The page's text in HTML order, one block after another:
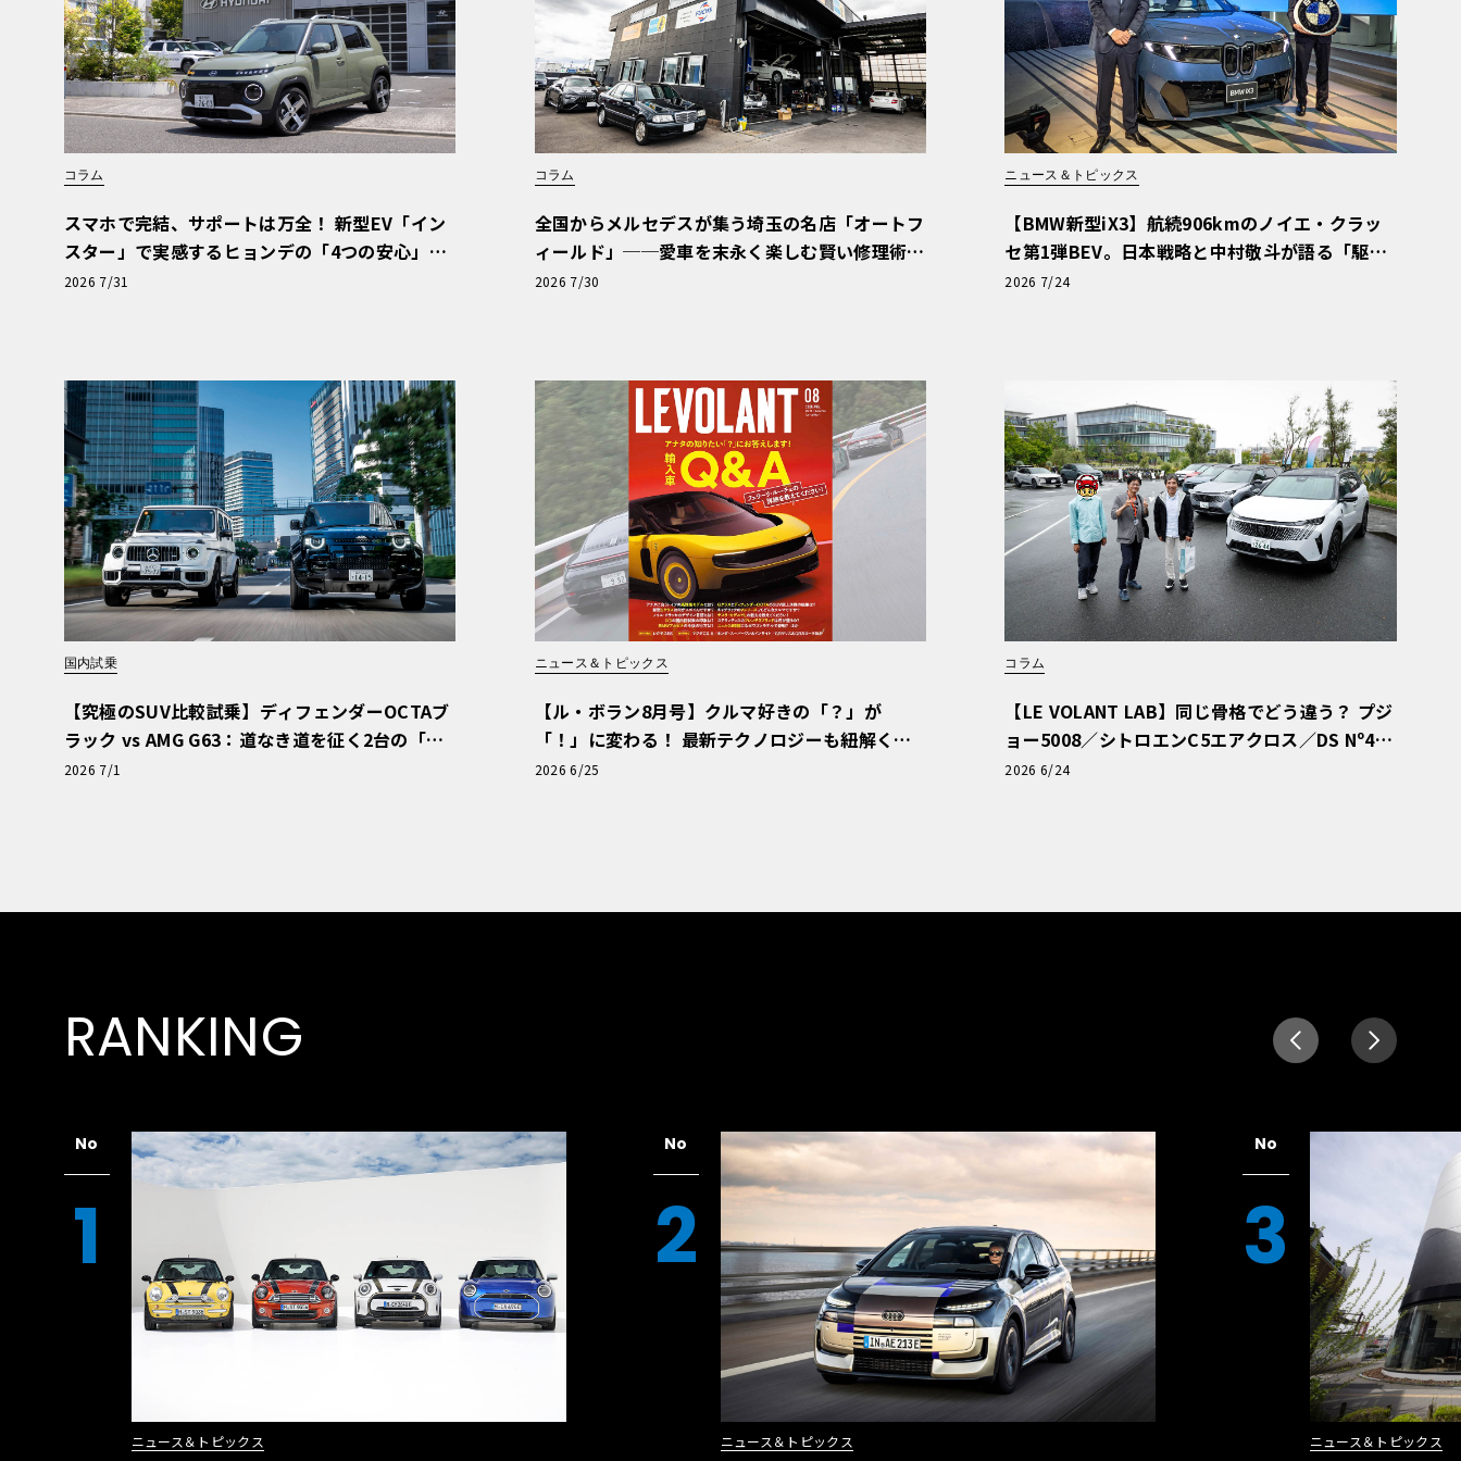
コラム
スマホで完結、サポートは万全！ 新型EV「イン
スター」で実感するヒョンデの「4つの安心」
【第1回・ヒョンデ6つの疑問：Why? Hyunda
2026 7/31
コラム
全国からメルセデスが集う埼玉の名店「オートフ
ィールド」──愛車を末永く楽しむ賢い修理術
と、プロがフックス製オイルを選ぶ理由〈PR〉
2026 7/30
ニュース＆トピックス
【BMW新型iX3】航続906kmのノイエ・クラッ
セ第1弾BEV。日本戦略と中村敬斗が語る「駆け
ぬける歓び」
2026 7/24
国内試乗
【究極のSUV比較試乗】ディフェンダーOCTAブ
ラック vs AMG G63：道なき道を征く2台の「対
極的アプローチ」
2026 7/1
ニュース＆トピックス
【ル・ボラン8月号】クルマ好きの「？」が
「！」に変わる！ 最新テクノロジーも紐解く
「輸入車Q&A」
2026 6/25
コラム
【LE VOLANT LAB】同じ骨格でどう違う？ プジ
ョー5008／シトロエンC5エアクロス／DS Nº4
読者一気乗りレポート
2026 6/24
RANKING
No
1
ニュース＆トピックス
No
2
ニュース＆トピックス
No
3
ニュース＆トピックス